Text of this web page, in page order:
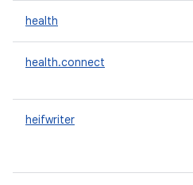
health
health.connect
heifwriter